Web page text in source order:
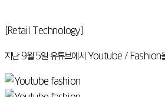
[Retail Technology]
지난 9월 5일 유튜브에서 Youtube / Fashion